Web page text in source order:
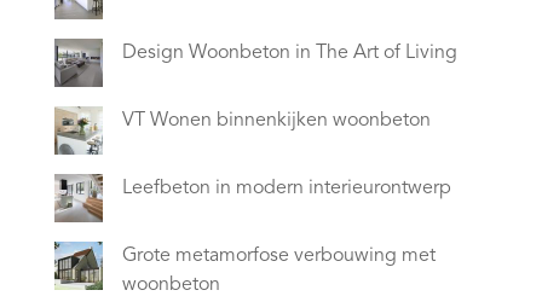
Design Woonbeton in The Art of Living
VT Wonen binnenkijken woonbeton
Leefbeton in modern interieurontwerp
Grote metamorfose verbouwing met
woonbeton